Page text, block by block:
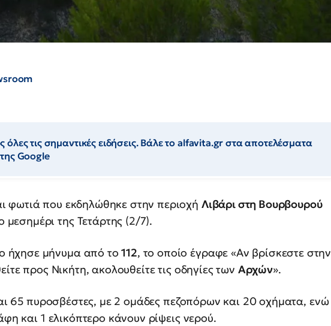
τις σημαντικές ειδήσεις. Βάλε το alfavita.gr στα αποτελέσματα
Google
φωτιά που εκδηλώθηκε στην περιοχή Λιβάρι στη Βουρβουρού
μεσημέρι της Τετάρτης (2/7).
ήχησε μήνυμα από το112, το οποίο έγραφε «Αν βρίσκεστε στην
προς Νικήτη, ακολουθείτε τις οδηγίες των Αρχών».
65 πυροσβέστες, με 2 ομάδες πεζοπόρων και 20 οχήματα, ενώ
και 1 ελικόπτερο κάνουν ρίψεις νερού.